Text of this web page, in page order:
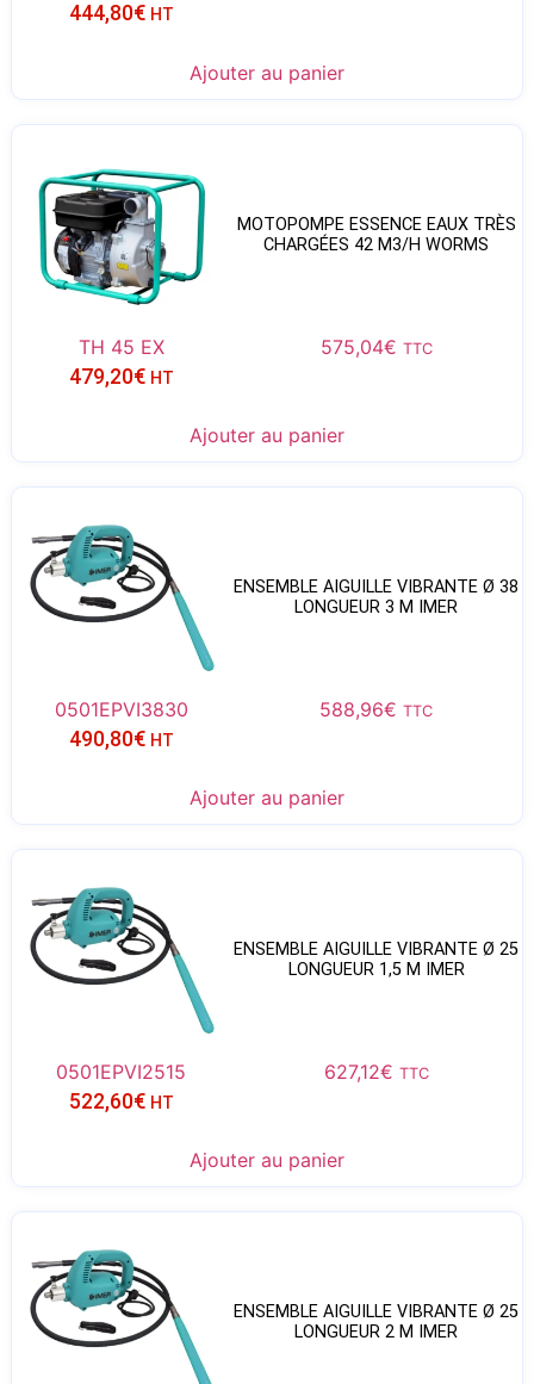
444,80€ HT
Ajouter au panier
MOTOPOMPE ESSENCE EAUX TRÈS
CHARGÉES 42 M3/H WORMS
TH 45 EX 575,04€ TTC
479,20€ HT
Ajouter au panier
ENSEMBLE AIGUILLE VIBRANTE Ø 38
LONGUEUR 3 M IMER
0501EPVI3830 588,96€ TTC
490,80€ HT
Ajouter au panier
ENSEMBLE AIGUILLE VIBRANTE Ø 25
LONGUEUR 1,5 M IMER
0501EPVI2515 627,12€ TTC
522,60€ HT
Ajouter au panier
ENSEMBLE AIGUILLE VIBRANTE Ø 25
LONGUEUR 2 M IMER